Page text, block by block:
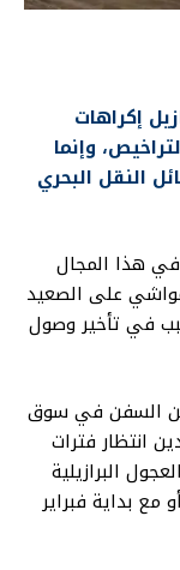
إكراهات
وإنما
النقل البحري
في هذا المجال
على الصعيد
في تأخير وصول
من السفن في سوق
انتظار فترات
البرازيلية
بداية فبراير